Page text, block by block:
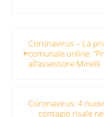
Coronavirus – La
comunale online:
all’assessore Minelli
Coronavirus: 4
contagio risale